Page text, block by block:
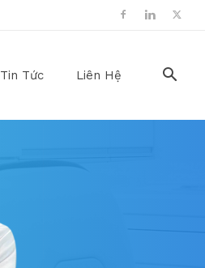
Tin Tức Liên Hệ